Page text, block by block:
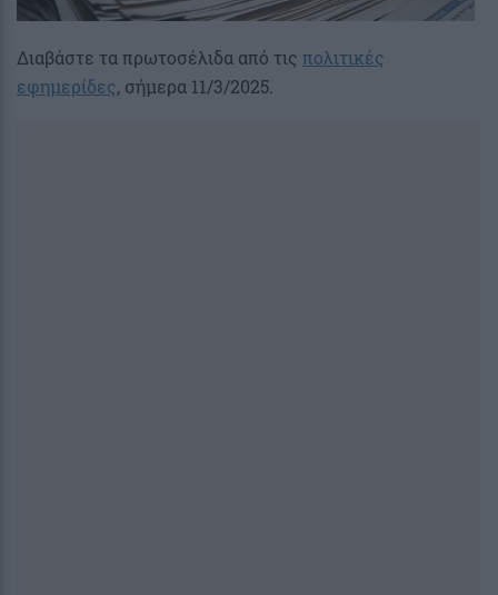
Διαβάστε τα πρωτοσέλιδα από τις πολιτικές
εφημερίδες, σήμερα 11/3/2025.